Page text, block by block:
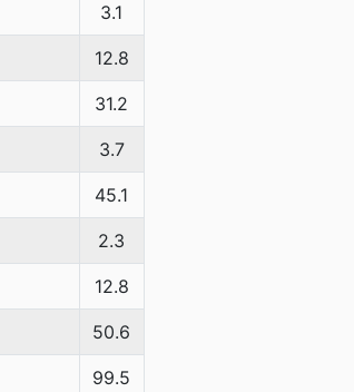
3.1
12.8
31.2
3.7
45.1
2.3
12.8
50.6
99.5